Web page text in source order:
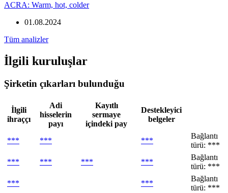
ACRA: Warm, hot, colder
01.08.2024
Tüm analizler
İlgili kuruluşlar
Şirketin çıkarları bulunduğu
İlgili
ihraççı
Adi
hisselerin
payı
Kayıtlı
sermaye
içindeki pay
Destekleyici
belgeler
*** *** ***
Bağlantı
türü: ***
***
*** *** ***
Bağlantı
türü: ***
***
***
Bağlantı
türü: ***